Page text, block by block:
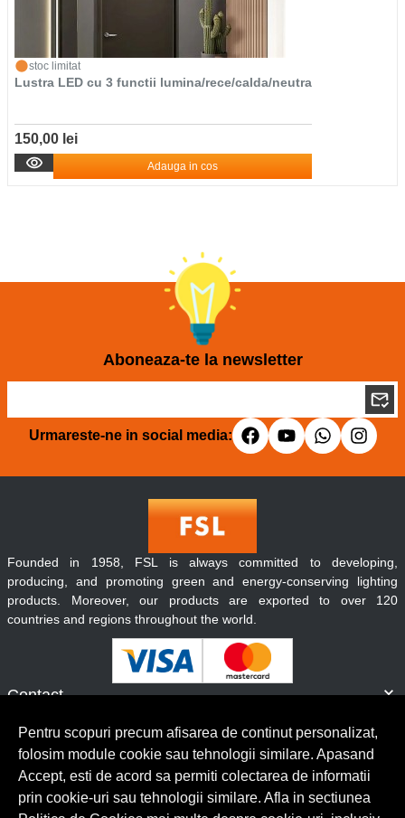
stoc limitat
Lustra LED cu 3 functii lumina/rece/calda/neutra
150,00 lei
Adauga in cos
Aboneaza-te la newsletter
Urmareste-ne in social media:
Contact
Servicii clienti
Founded in 1958, FSL is always committed to developing,
producing, and promoting green and energy-conserving lighting
products. Moreover, our products are exported to over 120
countries and regions throughout the world.
© Copyright 2026 Lumilux. Toate drepturile rezervate.
Pentru scopuri precum afisarea de continut personalizat,
folosim module cookie sau tehnologii similare. Apasand
Accept, esti de acord sa permiti colectarea de informatii
prin cookie-uri sau tehnologii similare. Afla in sectiunea